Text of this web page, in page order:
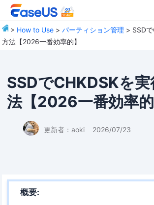
> How to Use >パーティション管理 > SSD
方法【2026一番効率的】
SSDでCHKDSKを
法【2026一番効率的
更新者： aoki 2026/07/23
概要: